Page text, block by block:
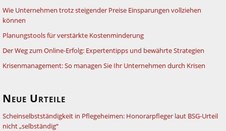
Wie Unternehmen trotz steigender Preise Einsparungen vollziehen
können
Planungstools für verstärkte Kostenminderung
Der Weg zum Online-Erfolg: Expertentipps und bewährte Strategien
Krisenmanagement: So managen Sie Ihr Unternehmen durch Krisen
Neue Urteile
Scheinselbstständigkeit in Pflegeheimen: Honorarpfleger laut BSG-Urteil
nicht „selbständig“